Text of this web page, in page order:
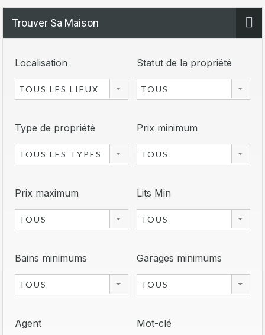
Trouver Sa Maison
Localisation
TOUS LES LIEUX
Statut de la propriété
TOUS
Type de propriété
TOUS LES TYPES
Prix minimum
TOUS
Prix maximum
TOUS
Lits Min
TOUS
Bains minimums
TOUS
Garages minimums
TOUS
Agent Mot-clé